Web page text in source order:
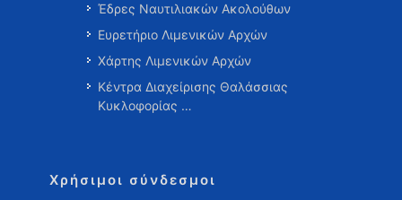
Έδρες Ναυτιλιακών Ακολούθων
Ευρετήριο Λιμενικών Αρχών
Χάρτης Λιμενικών Αρχών
Κέντρα Διαχείρισης Θαλάσσιας
Κυκλοφορίας …
Χρήσιμοι σύνδεσμοι